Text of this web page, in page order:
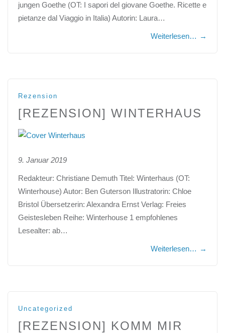
jungen Goethe (OT: I sapori del giovane Goethe. Ricette e
pietanze dal Viaggio in Italia) Autorin: Laura…
Weiterlesen… →
Rezension
[REZENSION] WINTERHAUS
9. Januar 2019
Redakteur: Christiane Demuth Titel: Winterhaus (OT:
Winterhouse) Autor: Ben Guterson Illustratorin: Chloe
Bristol Übersetzerin: Alexandra Ernst Verlag: Freies
Geistesleben Reihe: Winterhouse 1 empfohlenes
Lesealter: ab…
Weiterlesen… →
Uncategorized
[REZENSION] KOMM MIR